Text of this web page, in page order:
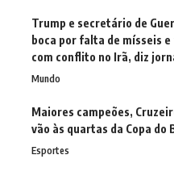
Trump e secretário de
boca por falta de mísseis
com conflito no Irã, diz
Mundo
Maiores campeões,
vão às quartas da Copa do
Esportes